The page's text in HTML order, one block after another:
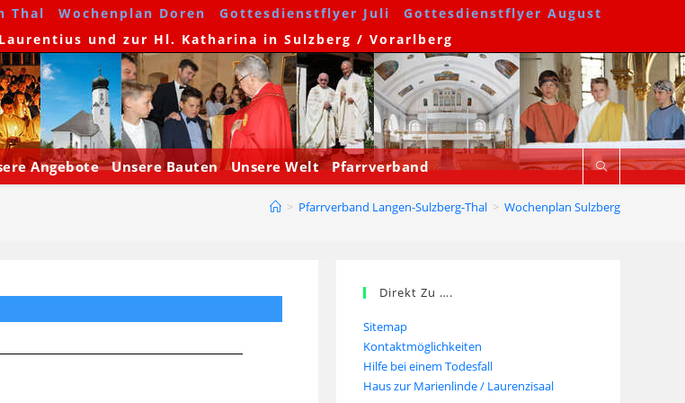
Thal Wochenplan Doren Gottesdienstflyer Juli
Gottesdienstflyer August
und zur Hl. Katharina in Sulzberg / Vorarlberg
Angebote Unsere Bauten Unsere Welt Pfarrverband
> Pfarrverband Langen-Sulzberg-Thal > Wochenplan Sulzberg
Direkt Zu ….
Sitemap
Kontaktmöglichkeiten
Hilfe bei einem Todesfall
Haus zur Marienlinde / Laurenzisaal